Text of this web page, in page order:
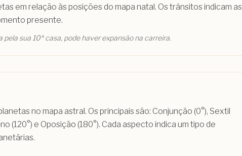
em relação às posições do mapa natal. Os trânsitos indicam as
presente.
pela sua 10ª casa, pode haver expansão na carreira.
no mapa astral. Os principais são: Conjunção (0°), Sextil
(120°) e Oposição (180°). Cada aspecto indica um tipo de